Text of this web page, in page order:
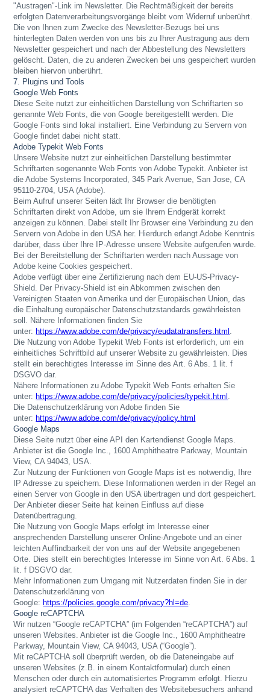
"Austragen"-Link im Newsletter. Die Rechtmäßigkeit der bereits
erfolgten Datenverarbeitungsvorgänge bleibt vom Widerruf unberührt.
Die von Ihnen zum Zwecke des Newsletter-Bezugs bei uns
hinterlegten Daten werden von uns bis zu Ihrer Austragung aus dem
Newsletter gespeichert und nach der Abbestellung des Newsletters
gelöscht. Daten, die zu anderen Zwecken bei uns gespeichert wurden
bleiben hiervon unberührt.
7. Plugins und Tools
Google Web Fonts
Diese Seite nutzt zur einheitlichen Darstellung von Schriftarten so
genannte Web Fonts, die von Google bereitgestellt werden. Die
Google Fonts sind lokal installiert. Eine Verbindung zu Servern von
Google findet dabei nicht statt.
Adobe Typekit Web Fonts
Unsere Website nutzt zur einheitlichen Darstellung bestimmter
Schriftarten sogenannte Web Fonts von Adobe Typekit.Anbieter ist
die Adobe Systems Incorporated, 345 Park Avenue, San Jose, CA
95110-2704, USA (Adobe).
Beim Aufruf unserer Seiten lädt Ihr Browser die benötigten
Schriftarten direkt von Adobe, um sie Ihrem Endgerät korrekt
anzeigen zu können. Dabei stellt Ihr Browser eine Verbindung zu den
Servern von Adobe in den USA her. Hierdurch erlangt Adobe Kenntnis
darüber, dass über Ihre IP-Adresse unsere Website aufgerufen wurde.
Bei der Bereitstellung der Schriftarten werden nach Aussage von
Adobe keine Cookies gespeichert.
Adobe verfügt über eine Zertifizierung nach dem EU-US-Privacy-
Shield. Der Privacy-Shield ist ein Abkommen zwischen den
Vereinigten Staaten von Amerika und der Europäischen Union, das
die Einhaltung europäischer Datenschutzstandards gewährleisten
soll. Nähere Informationen finden Sie
unter: https://www.adobe.com/de/privacy/eudatatransfers.html .
Die Nutzung von Adobe Typekit Web Fonts ist erforderlich, um ein
einheitliches Schriftbild auf unserer Website zu gewährleisten. Dies
stellt ein berechtigtes Interesse im Sinne des Art. 6 Abs. 1 lit. f
DSGVO dar.
Nähere Informationen zu Adobe Typekit Web Fonts erhalten Sie
unter: https://www.adobe.com/de/privacy/policies/typekit.html .
Die Datenschutzerklärung von Adobe finden Sie
unter: https://www.adobe.com/de/privacy/policy.html
Google Maps
Diese Seite nutzt über eine API den Kartendienst Google Maps.
Anbieter ist die Google Inc., 1600 Amphitheatre Parkway, Mountain
View, CA 94043, USA.
Zur Nutzung der Funktionen von Google Maps ist es notwendig, Ihre
IP Adresse zu speichern. Diese Informationen werden in der Regel an
einen Server von Google in den USA übertragen und dort gespeichert.
Der Anbieter dieser Seite hat keinen Einfluss auf diese
Datenübertragung.
Die Nutzung von Google Maps erfolgt im Interesse einer
ansprechenden Darstellung unserer Online-Angebote und an einer
leichten Auffindbarkeit der von uns auf der Website angegebenen
Orte. Dies stellt ein berechtigtes Interesse im Sinne von Art. 6 Abs. 1
lit. f DSGVO dar.
Mehr Informationen zum Umgang mit Nutzerdaten finden Sie in der
Datenschutzerklärung von
Google: https://policies.google.com/privacy?hl=de.
Google reCAPTCHA
Wir nutzen “Google reCAPTCHA” (im Folgenden “reCAPTCHA”) auf
unseren Websites.Anbieter ist die Google Inc., 1600 Amphitheatre
Parkway, Mountain View, CA 94043, USA (“Google”).
Mit reCAPTCHA soll überprüft werden, ob die Dateneingabe auf
unseren Websites (z.B. in einem Kontaktformular) durch einen
Menschen oder durch ein automatisiertes Programm erfolgt. Hierzu
analysiert reCAPTCHA das Verhalten des Websitebesuchers anhand